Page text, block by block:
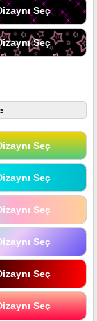
Seç
Seç
Seç
Seç
Seç
Seç
Seç
Seç